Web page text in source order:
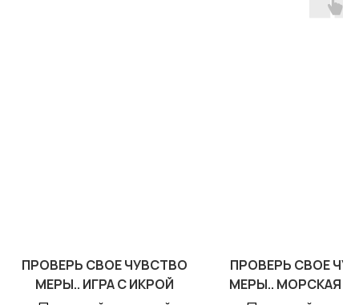
ПРОВЕРЬ СВОЕ ЧУВСТВО
МЕРЫ.. ИГРА С ИКРОЙ
ПРОВЕРЬ СВОЕ
МЕРЫ.. МОРСКАЯ